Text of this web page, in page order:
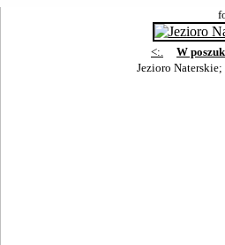
<:.
W
Jezioro